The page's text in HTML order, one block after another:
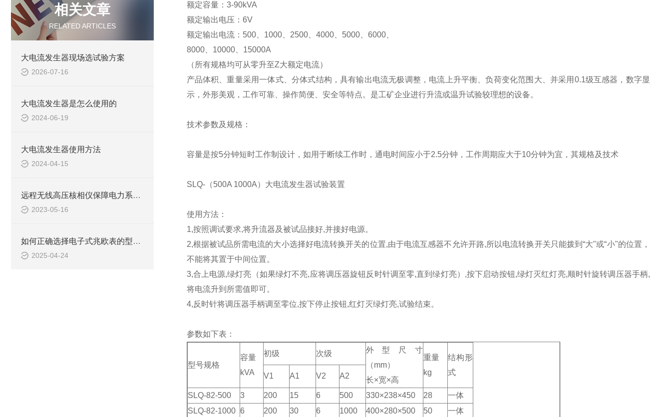
相关文章
RELATED ARTICLES
大电流发生器现场选试验方案
2026-07-16
大电流发生器是怎么使用的
2024-06-19
大电流发生器使用方法
2024-04-15
远程无线高压核相仪保障电力系统的稳定运行
2023-05-16
如何正确选择电子式兆欧表的型号？
2025-04-24
额定容量：3-90kVA
额定输出电压：6V
额定输出电流：500、1000、2500、4000、5000、6000、
8000、10000、15000A
（所有规格均可从零升至Z大额定电流）
产品体积、重量采用一体式、分体式结构，具有输出电流无极调整，电流上升平衡、负荷变化范围大、并采用0.1级互感器，数字显
示，外形美观，工作可靠、操作简便、安全等特点。是工矿企业进行升流或温升试验较理想的设备。
技术参数及规格：
容量是按5分钟短时工作制设计，如用于断续工作时，通电时间应小于2.5分钟，工作周期应大于10分钟为宜，其规格及技术
SLQ-（500A 1000A）大电流发生器试验装置
使用方法：
1,按照调试要求,将升流器及被试品接好,并接好电源。
2,根据被试品所需电流的大小选择好电流转换开关的位置,由于电流互感器不允许开路,所以电流转换开关只能拨到“大"或“小"的位置，
不能将其置于中间位置。
3,合上电源,绿灯亮（如果绿灯不亮,应将调压器旋钮反时针调至零,直到绿灯亮）,按下启动按钮,绿灯灭红灯亮,顺时针旋转调压器手柄,
将电流升到所需值即可。
4,反时针将调压器手柄调至零位,按下停止按钮,红灯灭绿灯亮,试验结束。
参数如下表：
型号规格
容量
kVA
初级 次级
外型尺寸
（mm）
长×宽×高
重量
kg
结构形
式
V1 A1 V2 A2
SLQ-82-500 3 200 15 6 500 330×238×450 28
一体
SLQ-82-1000 6 200 30 6 1000 400×280×500 50
一体